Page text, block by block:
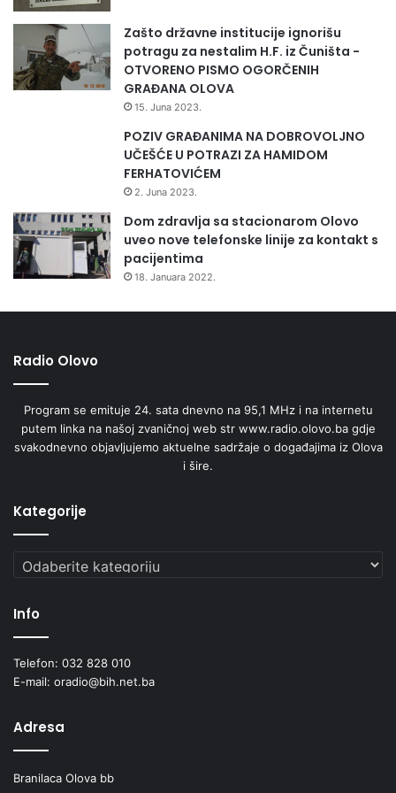
Zašto državne institucije ignorišu
potragu za nestalim H.F. iz Čuništa -
OTVORENO PISMO OGORČENIH
GRAĐANA OLOVA
15. Juna 2023.
POZIV GRAĐANIMA NA DOBROVOLJNO
UČEŠĆE U POTRAZI ZA HAMIDOM
FERHATOVIĆEM
2. Juna 2023.
Dom zdravlja sa stacionarom Olovo
uveo nove telefonske linije za kontakt s
pacijentima
18. Januara 2022.
Radio Olovo
Program se emituje 24. sata dnevno na 95,1 MHz i na internetu
putem linka na našoj zvaničnoj web str www.radio.olovo.ba gdje
svakodnevno objavljujemo aktuelne sadržaje o događajima iz Olova
i šire.
Kategorije
Kategorije
Info
Telefon: 032 828 010
E-mail: oradio@bih.net.ba
Adresa
Branilaca Olova bb